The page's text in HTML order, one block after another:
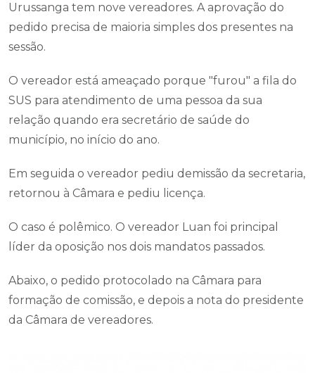
Urussanga tem nove vereadores. A aprovação do
pedido precisa de maioria simples dos presentes na
sessão.
O vereador está ameaçado porque "furou" a fila do
SUS para atendimento de uma pessoa da sua
relação quando era secretário de saúde do
município, no início do ano.
Em seguida o vereador pediu demissão da secretaria,
retornou à Câmara e pediu licença.
O caso é polêmico. O vereador Luan foi principal
líder da oposição nos dois mandatos passados.
Abaixo, o pedido protocolado na Câmara para
formação de comissão, e depois a nota do presidente
da Câmara de vereadores.